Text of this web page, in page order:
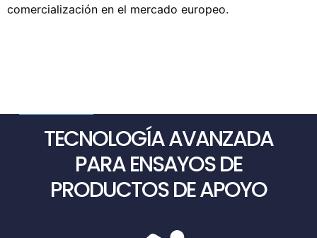
comercialización en el mercado europeo.
TECNOLOGÍA AVANZADA
PARA ENSAYOS DE
PRODUCTOS DE APOYO